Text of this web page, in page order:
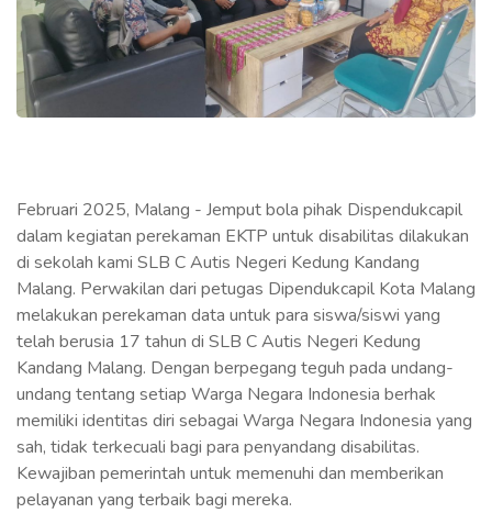
Februari 2025, Malang - Jemput bola pihak Dispendukcapil
dalam kegiatan perekaman EKTP untuk disabilitas dilakukan
di sekolah kami SLB C Autis Negeri Kedung Kandang
Malang. Perwakilan dari petugas Dipendukcapil Kota Malang
melakukan perekaman data untuk para siswa/siswi yang
telah berusia 17 tahun di SLB C Autis Negeri Kedung
Kandang Malang. Dengan berpegang teguh pada undang-
undang tentang setiap Warga Negara Indonesia berhak
memiliki identitas diri sebagai Warga Negara Indonesia yang
sah, tidak terkecuali bagi para penyandang disabilitas.
Kewajiban pemerintah untuk memenuhi dan memberikan
pelayanan yang terbaik bagi mereka.